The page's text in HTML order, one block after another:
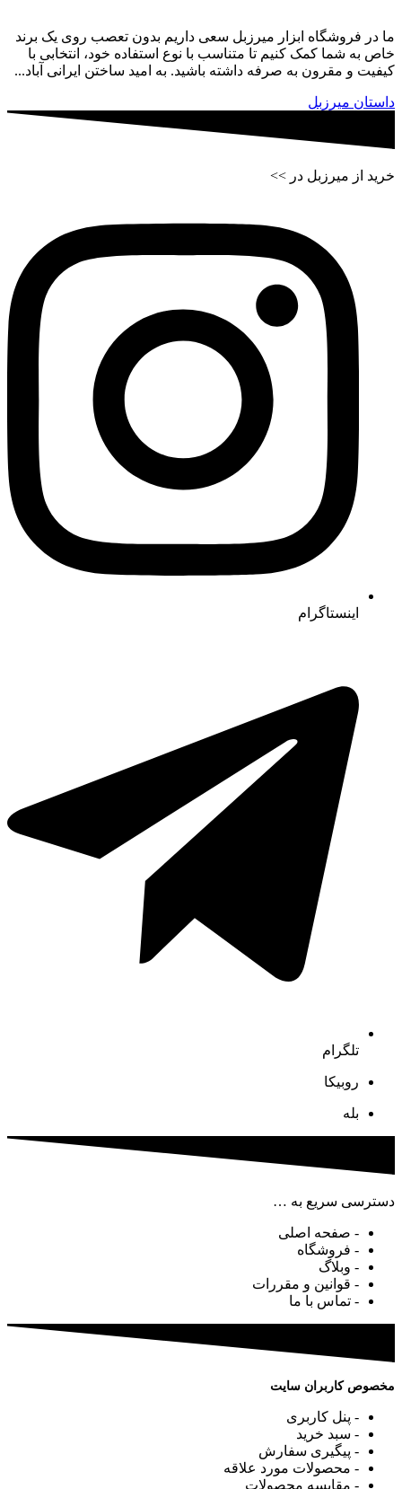
ما در فروشگاه ابزار میرزبل سعی داریم بدون تعصب روی یک برند
خاص به شما کمک کنیم تا متناسب با نوع استفاده خود، انتخابی با
کیفیت و مقرون به صرفه داشته باشید. به امید ساختن ایرانی آباد...
داستان میرزبل
خرید از میرزبل در >>
اینستاگرام
تلگرام
روبیکا
بله
دسترسی سریع به …
- صفحه اصلی
- فروشگاه
- وبلاگ
- قوانین و مقررات
- تماس با ما
مخصوص کاربران سایت
- پنل کاربری
- سبد خرید
- پیگیری سفارش
- محصولات مورد علاقه
- مقایسه محصولات